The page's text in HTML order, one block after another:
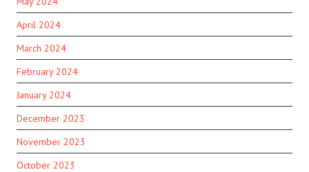
April 2024
March 2024
February 2024
January 2024
December 2023
November 2023
October 2023